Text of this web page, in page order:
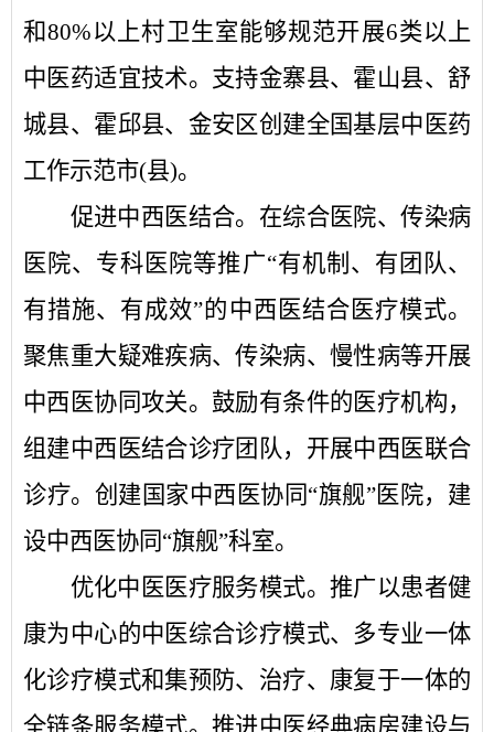
和80%以上村卫生室能够规范开展6类以上
中医药适宜技术。支持金寨县、霍山县、舒
城县、霍邱县、金安区创建全国基层中医药
工作示范市(县)。
促进中西医结合。 在综合医院、传染病
医院、专科医院等推广“有机制、有团队、
有措施、有成效”的中西医结合医疗模式。
聚焦重大疑难疾病、传染病、慢性病等开展
中西医协同攻关。鼓励有条件的医疗机构，
组建中西医结合诊疗团队，开展中西医联合
诊疗。创建国家中西医协同“旗舰”医院，建
设中西医协同“旗舰”科室。
优化中医医疗服务模式。推广以患者健
康为中心的中医综合诊疗模式、多专业一体
化诊疗模式和集预防、治疗、康复于一体的
全链条服务模式。推进中医经典病房建设与